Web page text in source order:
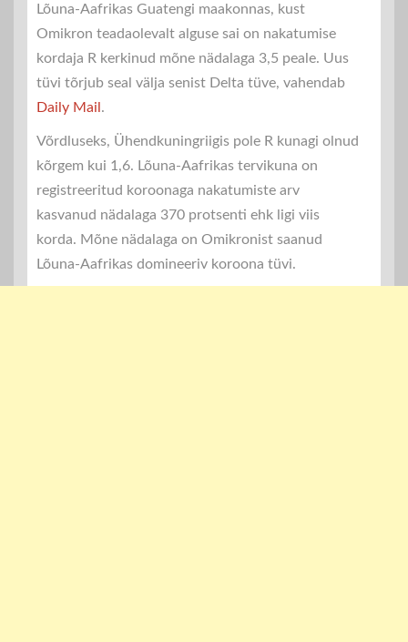
Lõuna-Aafrikas Guatengi maakonnas, kust
Omikron teadaolevalt alguse sai on nakatumise
kordaja R kerkinud mõne nädalaga 3,5 peale. Uus
tüvi tõrjub seal välja senist Delta tüve, vahendab
Daily Mail .
Võrdluseks, Ühendkuningriigis pole R kunagi olnud
kõrgem kui 1,6. Lõuna-Aafrikas tervikuna on
registreeritud koroonaga nakatumiste arv
kasvanud nädalaga 370 protsenti ehk ligi viis
korda. Mõne nädalaga on Omikronist saanud
Lõuna-Aafrikas domineeriv koroona tüvi.